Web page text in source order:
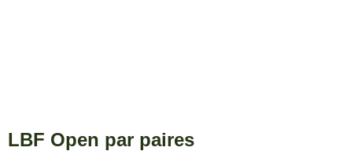
LBF Open par paires